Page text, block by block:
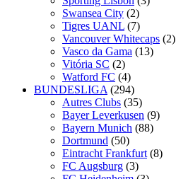
Swansea City (2)
Tigres UANL (7)
Vancouver Whitecaps (2)
Vasco da Gama (13)
Vitória SC (2)
Watford FC (4)
BUNDESLIGA (294)
Autres Clubs (35)
Bayer Leverkusen (9)
Bayern Munich (88)
Dortmund (50)
Eintracht Frankfurt (8)
FC Augsburg (3)